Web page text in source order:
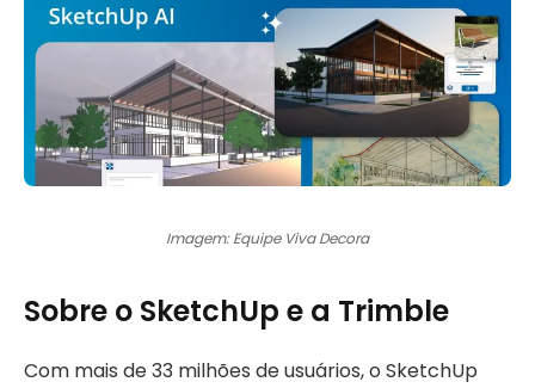
Imagem: Equipe Viva Decora
Sobre o SketchUp e a Trimble
Com mais de 33 milhões de usuários, o SketchUp